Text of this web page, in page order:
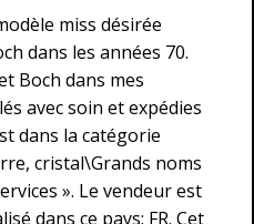
miss désirée
dans les années 70.
Boch dans mes
avec soin et expédies
dans la catégorie
cristal\Grands noms
». Le vendeur est
dans ce pays: FR. Cet